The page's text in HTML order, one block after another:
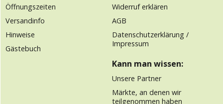
Öffnungszeiten
Versandinfo
Hinweise
Gästebuch
Widerruf erklären
AGB
Datenschutzerklärung /
Impressum
Kann man wissen:
Unsere Partner
Märkte, an denen wir
teilgenommen haben